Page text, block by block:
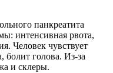
панкреатита
интенсивная рвота,
Человек чувствует
болит голова. Из-за
и склеры.